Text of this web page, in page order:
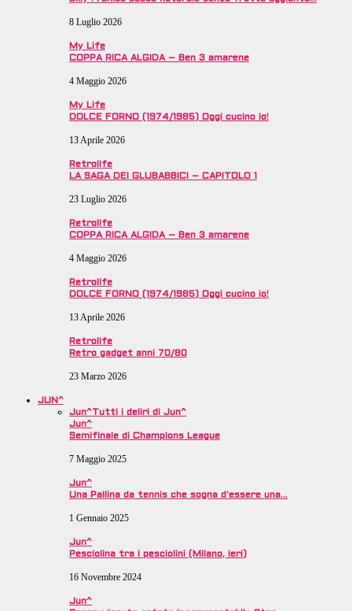
8 Luglio 2026
My Life
COPPA RICA ALGIDA – Ben 3 amarene
4 Maggio 2026
My Life
DOLCE FORNO (1974/1985) Oggi cucino io!
13 Aprile 2026
Retrolife
LA SAGA DEI GLUBABBICI – CAPITOLO 1
23 Luglio 2026
Retrolife
COPPA RICA ALGIDA – Ben 3 amarene
4 Maggio 2026
Retrolife
DOLCE FORNO (1974/1985) Oggi cucino io!
13 Aprile 2026
Retrolife
Retro gadget anni 70/80
23 Marzo 2026
JUN^
Jun^Tutti i deliri di Jun^
Jun^
Semifinale di Champions League
7 Maggio 2025
Jun^
Una Pallina da tennis che sogna d’essere una…
1 Gennaio 2025
Jun^
Pesciolina tra i pesciolini (Milano, ieri)
16 Novembre 2024
Jun^